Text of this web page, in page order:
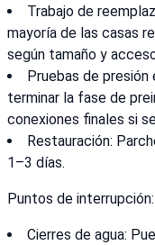
Trabajo de
mayoría de las casas
según tamaño y
Pruebas de
terminar la fase de
conexiones finales si
Restauración:
1–3 días.
Puntos de interrupción:
Cierres de agua: